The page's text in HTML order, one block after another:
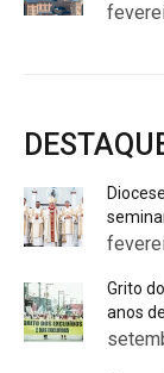
Grito
anos